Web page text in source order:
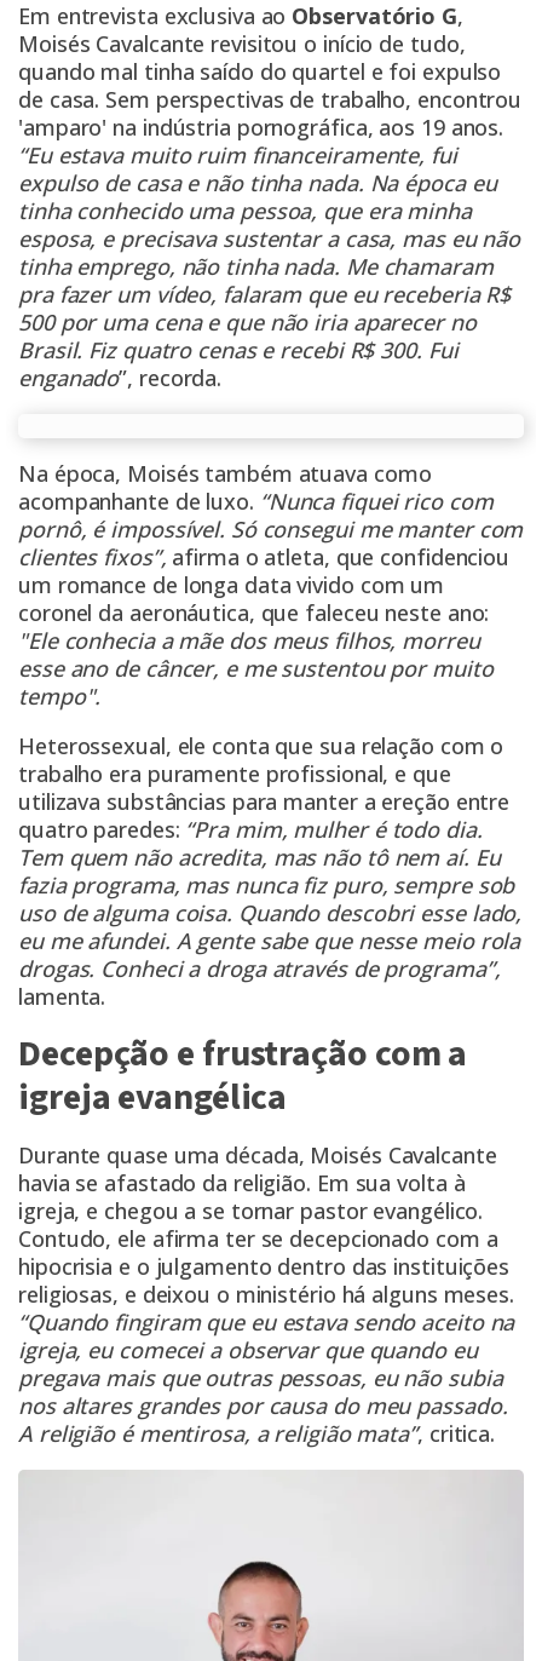
Em entrevista exclusiva ao Observatório G,
Moisés Cavalcante revisitou o início de tudo,
quando mal tinha saído do quartel e foi expulso
de casa. Sem perspectivas de trabalho, encontrou
'amparo' na indústria pornográfica, aos 19 anos.
“Eu estava muito ruim financeiramente, fui
expulso de casa e não tinha nada. Na época eu
tinha conhecido uma pessoa, que era minha
esposa, e precisava sustentar a casa, mas eu não
tinha emprego, não tinha nada. Me chamaram
pra fazer um vídeo, falaram que eu receberia R$
500 por uma cena e que não iria aparecer no
Brasil. Fiz quatro cenas e recebi R$ 300. Fui
enganado”, recorda.
Na época, Moisés também atuava como
acompanhante de luxo. “Nunca fiquei rico com
pornô, é impossível. Só consegui me manter com
clientes fixos”, afirma o atleta, que confidenciou
um romance de longa data vivido com um
coronel da aeronáutica, que faleceu neste ano:
"Ele conhecia a mãe dos meus filhos, morreu
esse ano de câncer, e me sustentou por muito
tempo".
Heterossexual, ele conta que sua relação com o
trabalho era puramente profissional, e que
utilizava substâncias para manter a ereção entre
quatro paredes: “Pra mim, mulher é todo dia.
Tem quem não acredita, mas não tô nem aí. Eu
fazia programa, mas nunca fiz puro, sempre sob
uso de alguma coisa. Quando descobri esse lado,
eu me afundei. A gente sabe que nesse meio rola
drogas. Conheci a droga através de programa”,
lamenta.
Decepção e frustração com a
igreja evangélica
Durante quase uma década, Moisés Cavalcante
havia se afastado da religião. Em sua volta à
igreja, e chegou a se tornar pastor evangélico.
Contudo, ele afirma ter se decepcionado com a
hipocrisia e o julgamento dentro das instituições
religiosas, e deixou o ministério há alguns meses.
“Quando fingiram que eu estava sendo aceito na
igreja, eu comecei a observar que quando eu
pregava mais que outras pessoas, eu não subia
nos altares grandes por causa do meu passado.
A religião é mentirosa, a religião mata”, critica.